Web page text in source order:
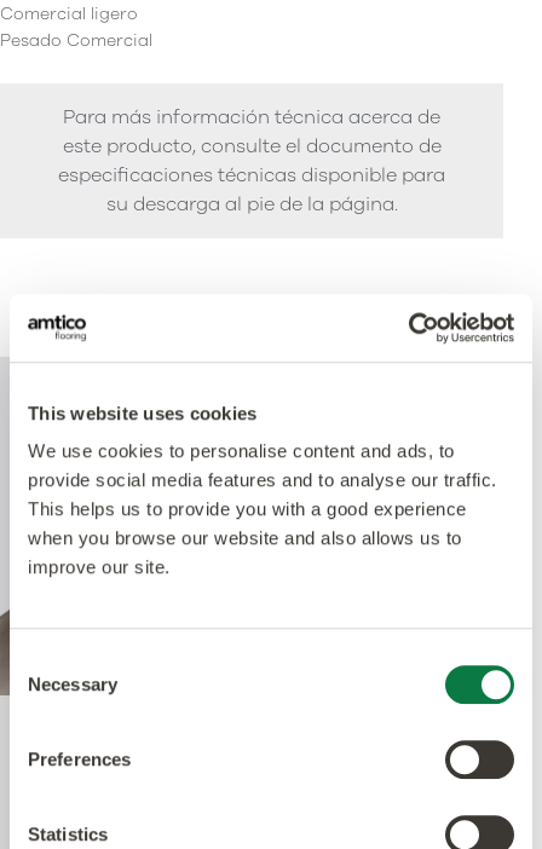
This website uses cookies
We use cookies to personalise content and ads, to
provide social media features and to analyse our traffic.
This helps us to provide you with a good experience
when you browse our website and also allows us to
improve our site.
Selection
Necessary
Preferences
Statistics
Comercial ligero
Pesado Comercial
Para más información técnica acerca de
este producto, consulte el documento de
especificaciones técnicas disponible para
su descarga al pie de la página.
Quantum Guard Elite